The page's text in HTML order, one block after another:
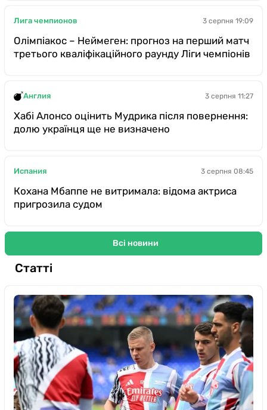
Лига чемпионов 3 серпня 19:09
Олімпіакос – Неймеген: прогноз на перший матч
третього кваліфікаційного раунду Ліги чемпіонів
Англия 3 серпня 11:27
Хабі Алонсо оцінить Мудрика після повернення:
долю українця ще не визначено
Испания 3 серпня 08:45
Кохана Мбаппе не витримала: відома актриса
пригрозила судом
Всі новини
Статті